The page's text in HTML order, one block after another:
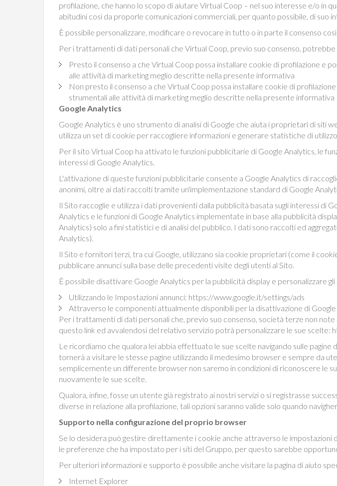
profilazione, che hanno lo scopo di aiutare Virtual Coop – nel suo interesse e/o in
abitudini così da proporle comunicazioni commerciali, per quanto possibile, di suo
È possibile personalizzare, modificare o revocare in tutto o in parte il consenso
Per i trattamenti di dati personali che Virtual Coop, previo suo consenso,
Presto il consenso a che Virtual Coop possa installare cookie di profilazione
alle attività di marketing meglio descritte nella presente informativa
Non presto il consenso a che Virtual Coop possa installare cookie di
strumentali alle attività di marketing meglio descritte nella presente informativa
Google Analytics
Google Analytics è uno strumento di analisi di Google che aiuta i proprietari di siti
utilizza un set di cookie per raccogliere informazioni e generare statistiche di
Per il sito Virtual Coop ha attivato le funzioni pubblicitarie di Google Analytics, le
interessi di Google Analytics.
L'attivazione di queste funzioni pubblicitarie consente a Google Analytics di
anonimi, oltre ai dati raccolti tramite un'implementazione standard di Google
Il Sito raccoglie e utilizza i dati provenienti dalla pubblicità basata sugli interessi di
Analytics e le funzioni di Google Analytics implementate in base alla pubblicità
Analytics) solo a fini statistici e di analisi del pubblico. I dati sono raccolti ed
Analytics).
Il Sito e fornitori terzi, tra cui Google, utilizzano sia cookie proprietari (come il
pubblicare annunci sulla base delle precedenti visite degli utenti al Sito.
È possibile disattivare Google Analytics per la pubblicità display e personalizzare
Utilizzando le Impostazioni annunci: https://www.google.it/settings/ads
Attraverso le componenti attualmente disponibili per la disattivazione di
Per i trattamenti di dati personali che, previo suo consenso, società terze non
questo link ed avvalendosi del relativo servizio potrà personalizzare le sue
Le ricordiamo che qualora lei abbia effettuato le sue scelte navigando sulle
tornerà a visitare le stesse pagine utilizzando il medesimo browser e sempre da
semplicemente un differente browser non saremo in condizioni di riconoscere le
nuovamente le sue scelte.
Qualora, infine, fosse un utente già registrato ai nostri servizi o si registrasse
diverse in relazione alla profilazione, tali opzioni saranno valide solo quando
Supporto nella configurazione del proprio browser
Se lo desidera può gestire direttamente i cookie anche attraverso le
le preferenze che ha impostato per i siti del Gruppo, per questo sarebbe
Per ulteriori informazioni e supporto è possibile anche visitare la pagina di aiuto
Internet Explorer